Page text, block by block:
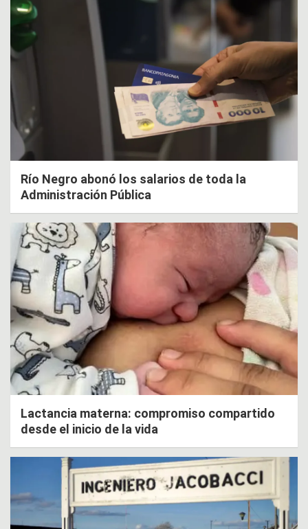
Río Negro abonó los salarios de toda la
Administración Pública
Lactancia materna: compromiso compartido
desde el inicio de la vida